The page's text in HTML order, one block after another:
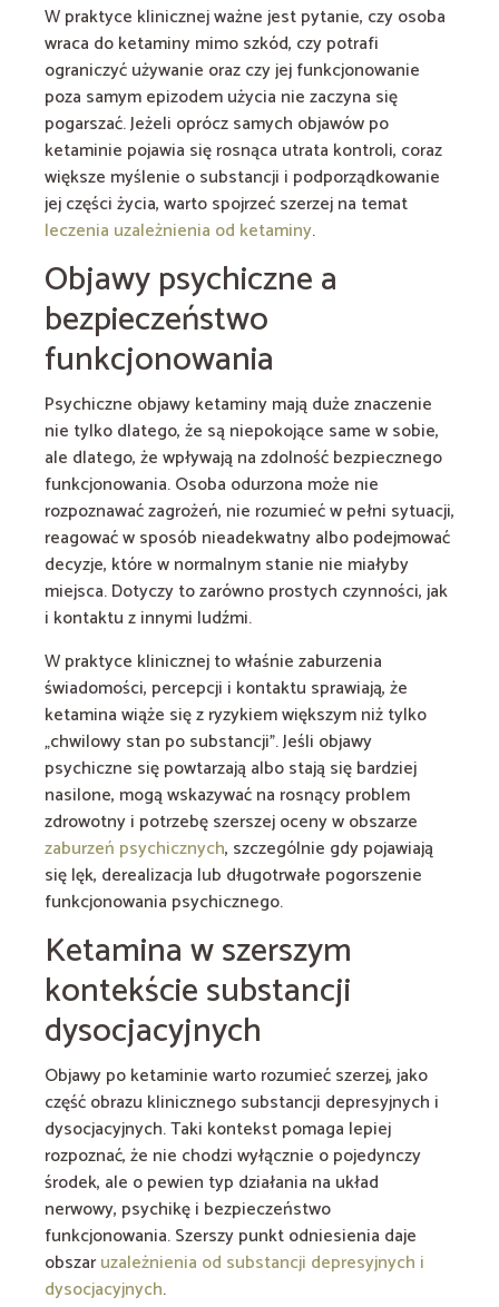
W praktyce klinicznej ważne jest pytanie, czy osoba
wraca do ketaminy mimo szkód, czy potrafi
ograniczyć używanie oraz czy jej funkcjonowanie
poza samym epizodem użycia nie zaczyna się
pogarszać. Jeżeli oprócz samych objawów po
ketaminie pojawia się rosnąca utrata kontroli, coraz
większe myślenie o substancji i podporządkowanie
jej części życia, warto spojrzeć szerzej na temat
leczenia uzależnienia od ketaminy.
Objawy psychiczne a
bezpieczeństwo
funkcjonowania
Psychiczne objawy ketaminy mają duże znaczenie
nie tylko dlatego, że są niepokojące same w sobie,
ale dlatego, że wpływają na zdolność bezpiecznego
funkcjonowania. Osoba odurzona może nie
rozpoznawać zagrożeń, nie rozumieć w pełni sytuacji,
reagować w sposób nieadekwatny albo podejmować
decyzje, które w normalnym stanie nie miałyby
miejsca. Dotyczy to zarówno prostych czynności, jak
i kontaktu z innymi ludźmi.
W praktyce klinicznej to właśnie zaburzenia
świadomości, percepcji i kontaktu sprawiają, że
ketamina wiąże się z ryzykiem większym niż tylko
„chwilowy stan po substancji”. Jeśli objawy
psychiczne się powtarzają albo stają się bardziej
nasilone, mogą wskazywać na rosnący problem
zdrowotny i potrzebę szerszej oceny w obszarze
zaburzeń psychicznych, szczególnie gdy pojawiają
się lęk, derealizacja lub długotrwałe pogorszenie
funkcjonowania psychicznego.
Ketamina w szerszym
kontekście substancji
dysocjacyjnych
Objawy po ketaminie warto rozumieć szerzej, jako
część obrazu klinicznego substancji depresyjnych i
dysocjacyjnych. Taki kontekst pomaga lepiej
rozpoznać, że nie chodzi wyłącznie o pojedynczy
środek, ale o pewien typ działania na układ
nerwowy, psychikę i bezpieczeństwo
funkcjonowania. Szerszy punkt odniesienia daje
obszaruzależnienia od substancji depresyjnych i
dysocjacyjnych.